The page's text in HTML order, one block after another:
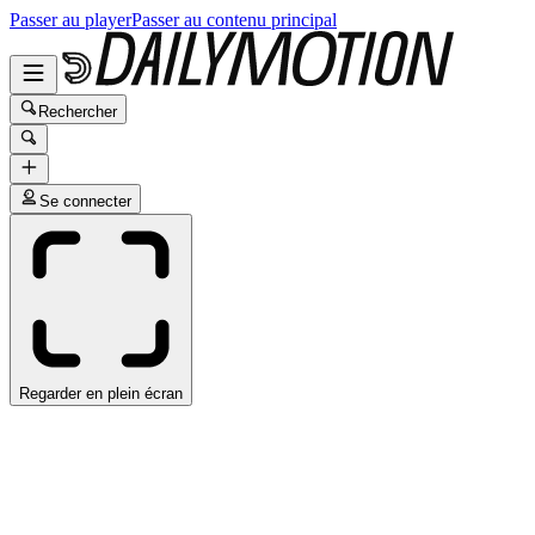
Passer au playerPasser au contenu principal
Rechercher
Se connecter
Regarder en plein écran